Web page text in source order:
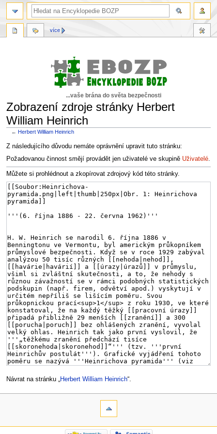
...vaše brána do světa bezpečnosti
Zobrazení zdroje stránky Herbert
William Heinrich
← Herbert William Heinrich
Skočit
na
Skočit
na
Z následujícího důvodu nemáte oprávnění upravit tuto stránku:
Požadovanou činnost smějí provádět jen uživatelé ve skupině Uživatelé.
Můžete si prohlédnout a zkopírovat zdrojový kód této stránky.
Návrat na stránku „Herbert William Heinrich“.
více